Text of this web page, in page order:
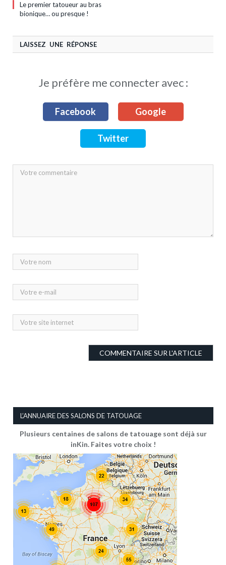
Le premier tatoueur au bras
bionique… ou presque !
LAISSEZ UNE RÉPONSE
Je préfère me connecter avec :
Facebook Google
Twitter
L’ANNUAIRE DES SALONS DE TATOUAGE
Plusieurs centaines de salons de tatouage sont déjà sur
inKin. Faites votre choix !